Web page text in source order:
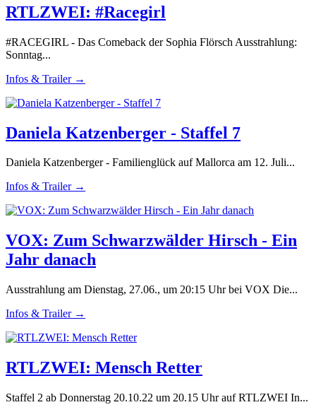
RTLZWEI: #Racegirl
#RACEGIRL - Das Comeback der Sophia Flörsch Ausstrahlung:
Sonntag...
Infos & Trailer →
Daniela Katzenberger - Staffel 7
Daniela Katzenberger - Familienglück auf Mallorca am 12. Juli...
Infos & Trailer →
VOX: Zum Schwarzwälder Hirsch - Ein
Jahr danach
Ausstrahlung am Dienstag, 27.06., um 20:15 Uhr bei VOX Die...
Infos & Trailer →
RTLZWEI: Mensch Retter
Staffel 2 ab Donnerstag 20.10.22 um 20.15 Uhr auf RTLZWEI In...